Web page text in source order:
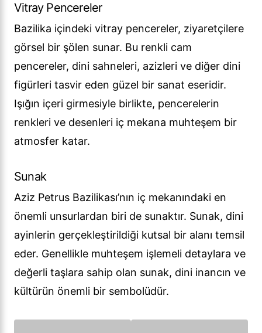
Vitray Pencereler
Bazilika içindeki vitray pencereler, ziyaretçilere
görsel bir şölen sunar. Bu renkli cam
pencereler, dini sahneleri, azizleri ve diğer dini
figürleri tasvir eden güzel bir sanat eseridir.
Işığın içeri girmesiyle birlikte, pencerelerin
renkleri ve desenleri iç mekana muhteşem bir
atmosfer katar.
Sunak
Aziz Petrus Bazilikası’nın iç mekanındaki en
önemli unsurlardan biri de sunaktır. Sunak, dini
ayinlerin gerçekleştirildiği kutsal bir alanı temsil
eder. Genellikle muhteşem işlemeli detaylara ve
değerli taşlara sahip olan sunak, dini inancın ve
kültürün önemli bir sembolüdür.